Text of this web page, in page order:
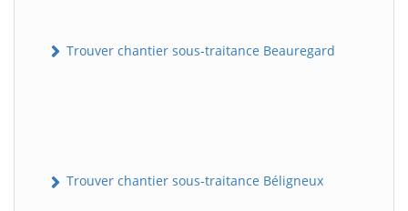
Trouver chantier sous-traitance Beauregard
Trouver chantier sous-traitance Béligneux